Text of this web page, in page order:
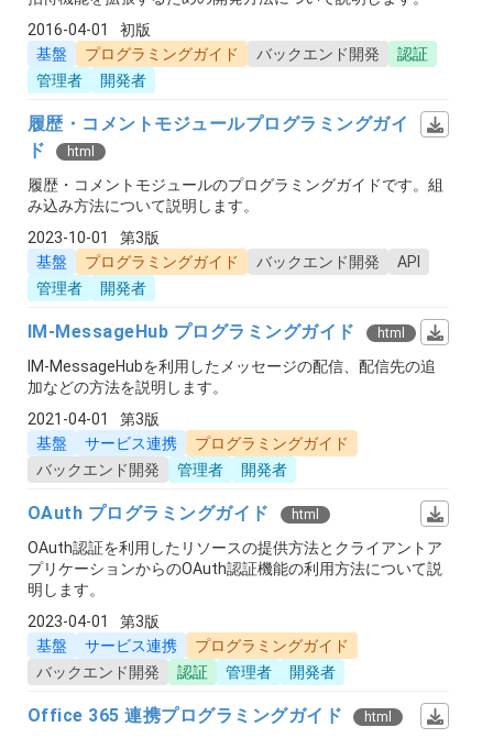
2016-04-01
初版
基盤
プログラミングガイド バックエンド開発
認証
管理者
開発者
履歴・コメントモジュールプログラミングガイ
ド
html
履歴・コメントモジュールのプログラミングガイドです。組
み込み方法について説明します。
2023-10-01
第3版
基盤
プログラミングガイド バックエンド開発
API
管理者
開発者
IM-MessageHub プログラミングガイド html
IM-MessageHubを利用したメッセージの配信、配信先の追
加などの方法を説明します。
2021-04-01
第3版
基盤
サービス連携
プログラミングガイド
バックエンド開発
管理者 開発者
OAuth プログラミングガイド html
OAuth認証を利用したリソースの提供方法とクライアントア
プリケーションからのOAuth認証機能の利用方法について説
明します。
2023-04-01
第3版
基盤
サービス連携
プログラミングガイド
バックエンド開発
認証 管理者 開発者
Office 365 連携プログラミングガイド html